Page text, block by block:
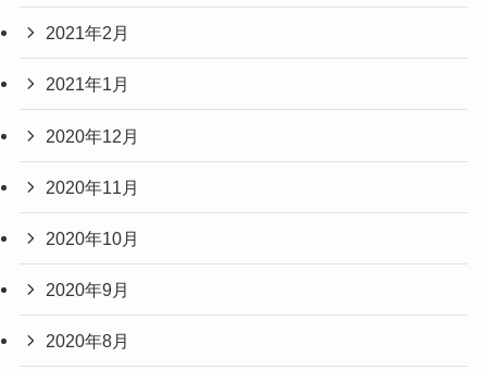
2021年2月
2021年1月
2020年12月
2020年11月
2020年10月
2020年9月
2020年8月